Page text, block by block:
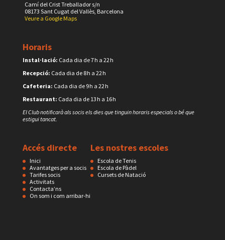
Camí del Crist Treballador s/n
08173 Sant Cugat del Vallès, Barcelona
Veure a Google Maps
Horaris
Instal·lació: Cada dia de 7 h a 22 h
Recepció: Cada dia de 8 h a 22 h
Cafeteria: Cada dia de 9 h a 22 h
Restaurant: Cada dia de 13 h a 16 h
El Club notificarà als socis els dies que tinguin horaris especials o bé que
estigui tancat.
Accés directe
Inici
Avantatges per a socis
Tarifes socis
Activitats
Contacta’ns
On som i com arribar-hi
Les nostres escoles
Escola de Tenis
Escola de Pàdel
Cursets de Natació